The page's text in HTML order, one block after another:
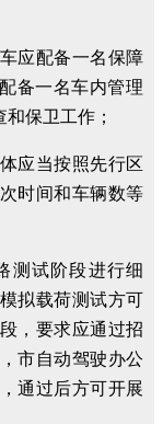
应配备一名保障
备一名车内管理
保卫工作；
应当按照先行区
时间和车辆数等
测试阶段进行细
拟载荷测试方可
，要求应通过招
市自动驾驶办公
通过后方可开展